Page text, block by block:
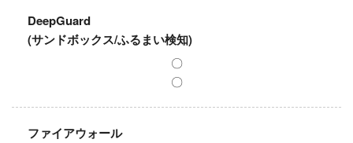
DeepGuard
(サンドボックス/ふるまい検知)
〇
〇
ファイアウォール